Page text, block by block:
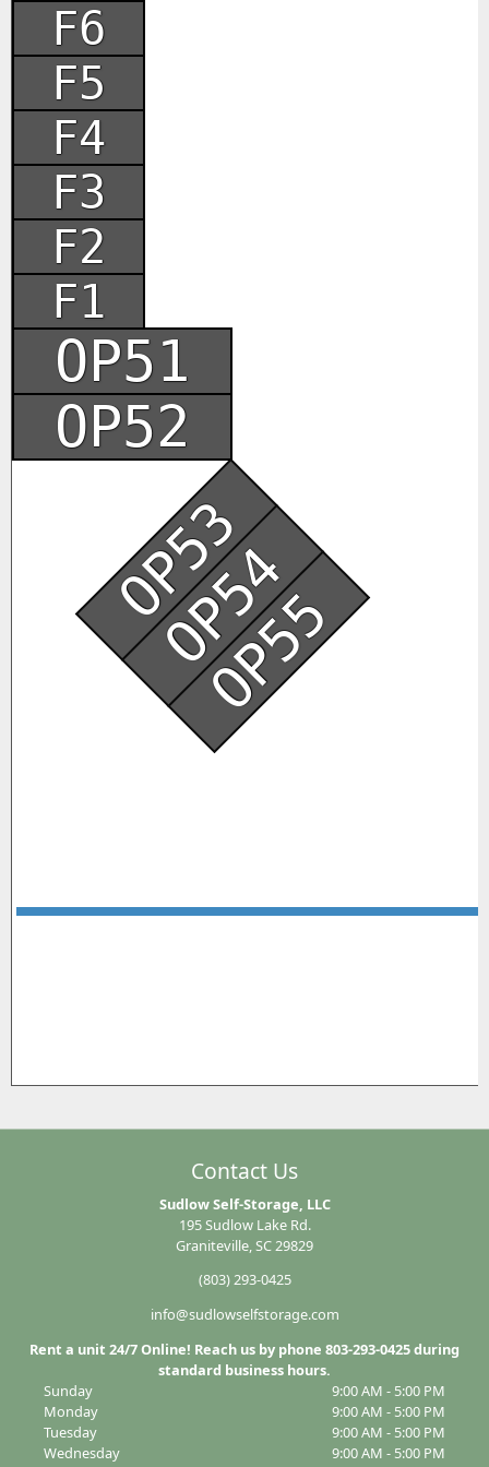
F1
F2
F3
F4
F5
F6
OP51
OP55
OP52
OP53
OP54
Contact Us
Sudlow Self-Storage, LLC
195 Sudlow Lake Rd.
Graniteville, SC 29829
(803) 293-0425
info@sudlowselfstorage.com
Rent a unit 24/7 Online! Reach us by phone 803-293-0425 during
standard business hours.
Sunday
9:00 AM - 5:00 PM
Monday
9:00 AM - 5:00 PM
Tuesday
9:00 AM - 5:00 PM
Wednesday
9:00 AM - 5:00 PM